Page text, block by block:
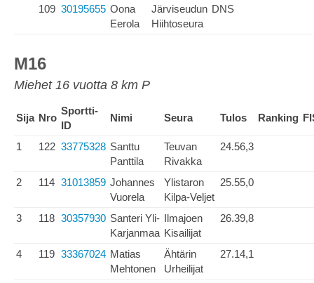
109 30195655 Oona
Eerola
Järviseudun
Hiihtoseura
DNS
M16
Miehet 16 vuotta 8 km P
Sija Nro
Sportti-
ID
Nimi Seura Tulos Ranking
1 122 33775328 Santtu
Panttila
Teuvan
Rivakka
24.56,3
2 114 31013859 Johannes
Vuorela
Ylistaron
Kilpa-Veljet
25.55,0
3 118 30357930 Santeri Yli-
Karjanmaa
Ilmajoen
Kisailijat
26.39,8
4 119 33367024 Matias
Mehtonen
Ähtärin
Urheilijat
27.14,1